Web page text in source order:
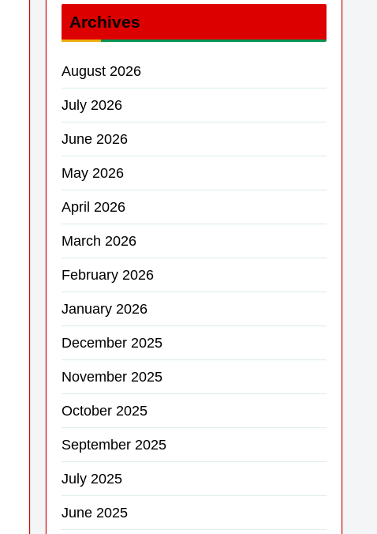
Archives
August 2026
July 2026
June 2026
May 2026
April 2026
March 2026
February 2026
January 2026
December 2025
November 2025
October 2025
September 2025
July 2025
June 2025